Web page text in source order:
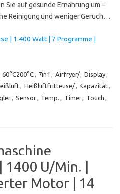
Sie auf gesunde Ernährung um –
Reinigung und weniger Geruch…
| 1.400 Watt | 7 Programme |
60°C200°C, 7in1 , Airfryer/, Display,
, Heißluftfritteuse/, Kapazität,
, Sensor, Temp. , Timer, Touch ,
U/Min. |
Motor | 14